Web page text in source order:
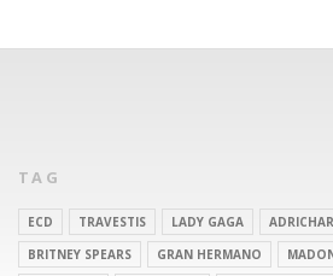
TAG
ECD TRAVESTIS LADY GAGA
BRITNEY SPEARS
GRAN HERMANO